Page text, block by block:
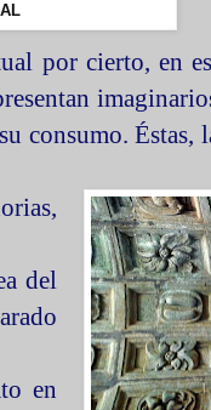
por cierto, en
consumo. Éstas,
del
en